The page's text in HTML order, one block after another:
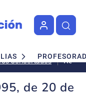
Concertados
Real
1694/
de
de 20 de